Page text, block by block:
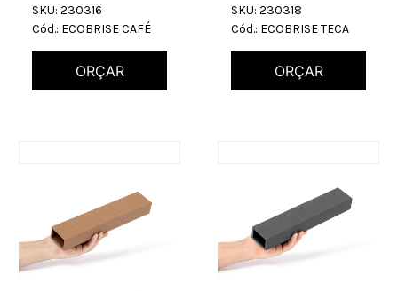
SKU: 230316
Cód.: ECOBRISE CAFÉ
ORÇAR
SKU: 230318
Cód.: ECOBRISE TECA
ORÇAR